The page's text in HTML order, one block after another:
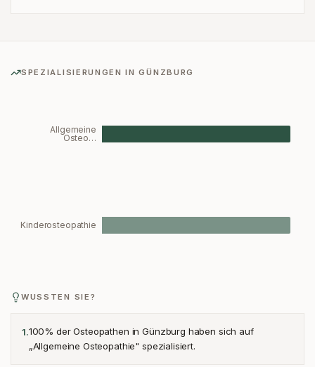
SPEZIALISIERUNGEN INGÜNZBURG
Allgemeine
Osteo…
Kinderosteopathie
WUSSTEN SIE?
1.100% der Osteopathen in Günzburg haben sich auf
„Allgemeine Osteopathie" spezialisiert.